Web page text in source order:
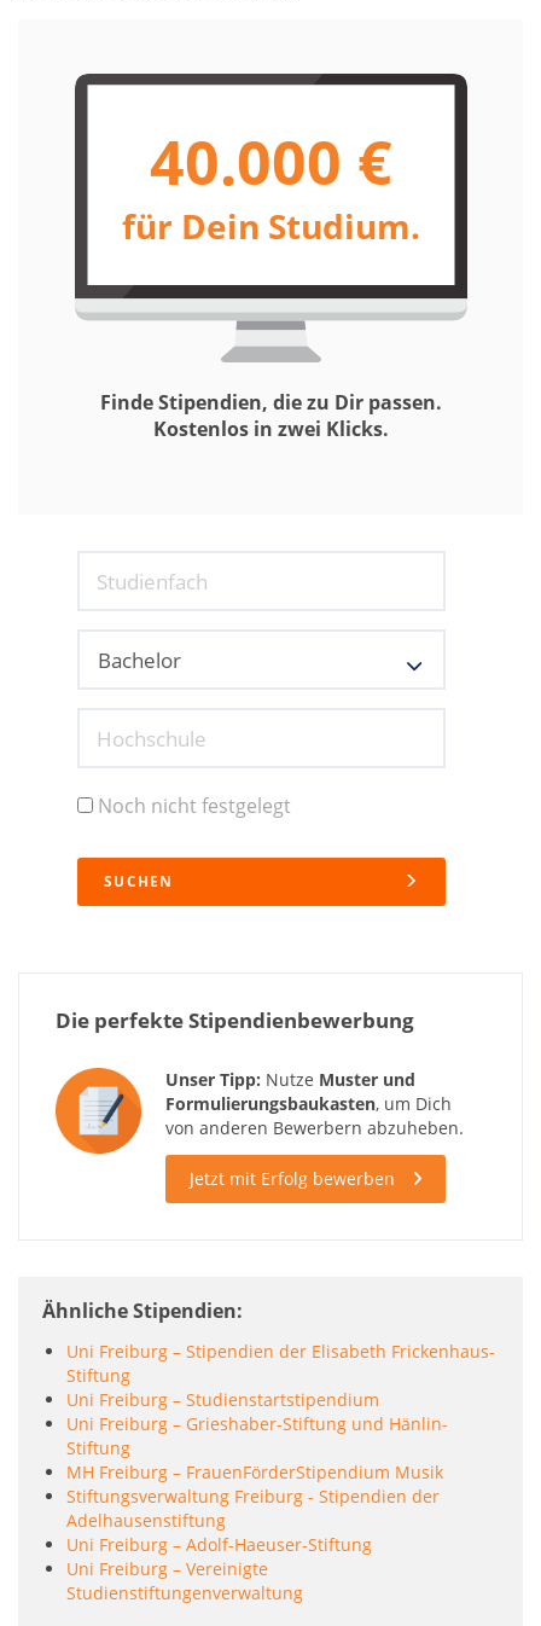
40.000 €
für Dein Studium.
Finde Stipendien, die zu Dir passen.
Kostenlos in zwei Klicks.
Studienfach
Hochschule
Noch nicht festgelegt
SUCHEN
Die perfekte Stipendienbewerbung
Unser Tipp: Nutze Muster und
Formulierungsbaukasten, um Dich
von anderen Bewerbern abzuheben.
Jetzt mit Erfolg bewerben
Ähnliche Stipendien
Uni Freiburg – Stipendien der Elisabeth Frickenhaus-
Stiftung
Uni Freiburg – Studienstartstipendium
Uni Freiburg – Grieshaber-Stiftung und Hänlin-
Stiftung
MH Freiburg – FrauenFörderStipendium Musik
Stiftungsverwaltung Freiburg - Stipendien der
Adelhausenstiftung
Uni Freiburg – Adolf-Haeuser-Stiftung
Uni Freiburg – Vereinigte
Studienstiftungenverwaltung